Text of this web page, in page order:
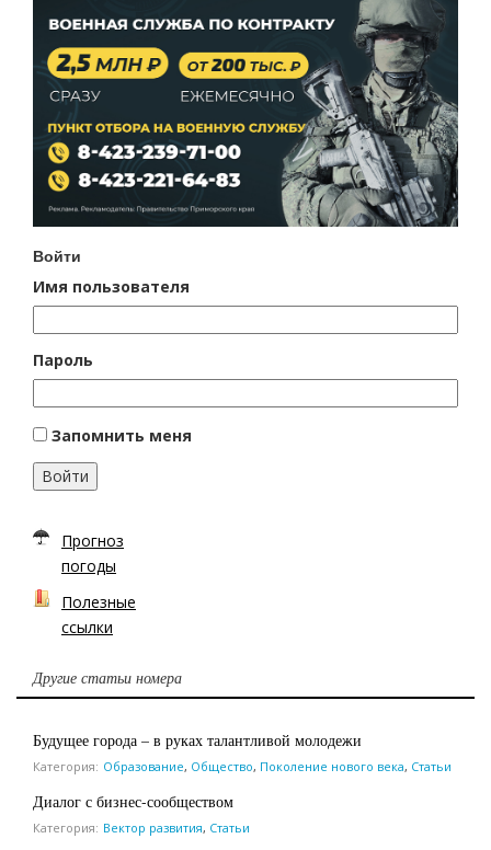
Войти
Имя пользователя
Пароль
Запомнить меня
Войти
Прогноз
погоды
Полезные
ссылки
Другие статьи номера
Будущее города – в руках талантливой молодежи
Категория: Образование, Общество, Поколение нового века, Статьи
Диалог с бизнес-сообществом
Категория: Вектор развития, Статьи